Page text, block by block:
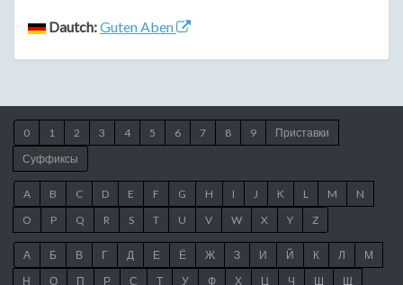
Dautch:Guten Aben
0 1 2 3 4 5 6 7 8 9
Приставки
Суффиксы
A B C D E F G H I J K L M
N
O
P Q R S T U V W X Y Z
А Б В Г Д Е Ё Ж З И Й К Л
М
Н
О П Р С Т У Ф Х Ц Ч Ш Щ